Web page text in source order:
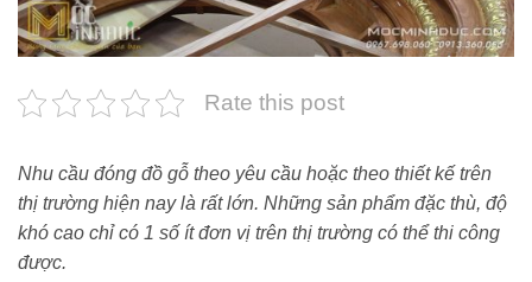
Rate this post
Nhu cầu đóng đồ gỗ theo yêu cầu hoặc theo thiết kế trên
thị trường hiện nay là rất lớn. Những sản phẩm đặc thù, độ
khó cao chỉ có 1 số ít đơn vị trên thị trường có thể thi công
được.